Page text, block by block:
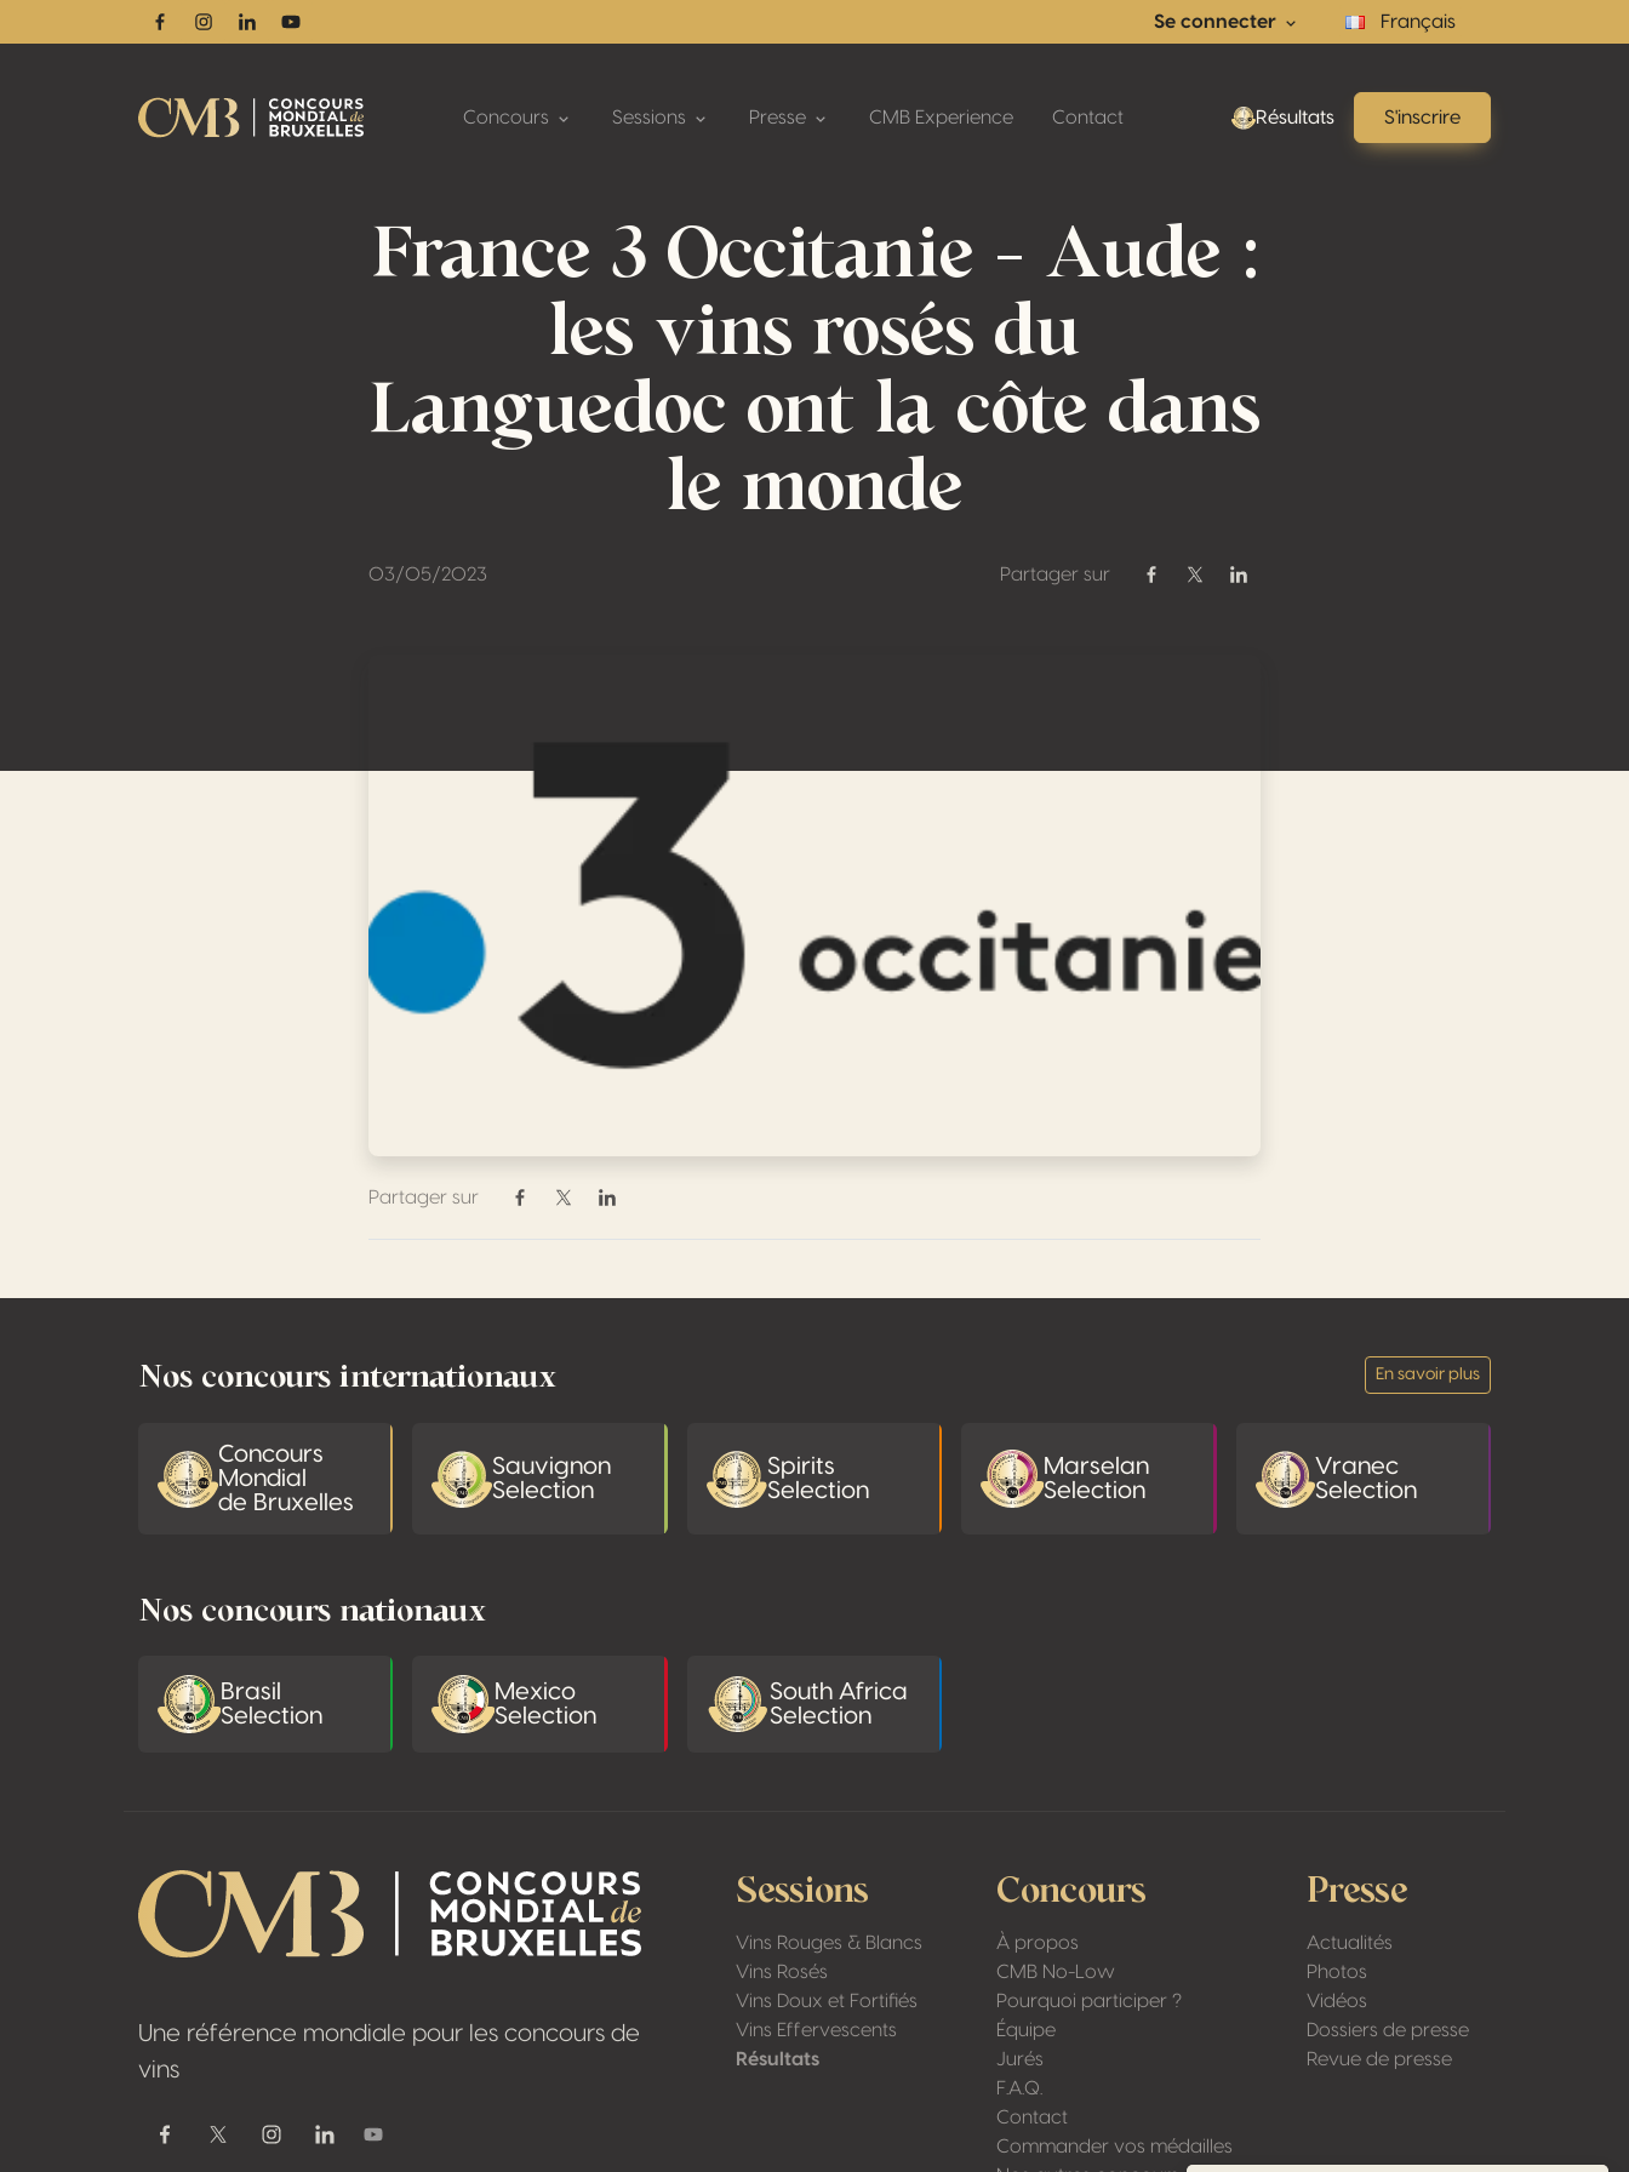
FacebookInstagram
LinkedinYoutube
Se connecter Français
Concours Sessions Presse CMB Experience Contact Résultats S'inscrire
France 3 Occitanie – Aude :
les vins rosés du
Languedoc ont la côte dans
le monde
03/05/2023 Partager sur
Partager sur Facebook
Partager sur Twitter / X
Partager sur Linkedin
Partager sur
Partager sur Facebook
Partager sur Twitter / X
Partager sur Linkedin
Nos concours internationaux En savoir plus
Concours
Mondial
de Bruxelles
Sauvignon
Selection
Spirits
Selection
Marselan
Selection
Vranec
Selection
Nos concours nationaux
Brasil
Selection
Mexico
Selection
South Africa
Selection
Une référence mondiale pour les concours de
vins
FacebookTwitter / XInstagramLinkedinYoutube
Sessions
Vins Rouges & Blancs
Vins Rosés
Vins Doux et Fortifiés
Vins Effervescents
Résultats
Concours
À propos
CMB No-Low
Pourquoi participer ?
Équipe
Jurés
F.A.Q.
Contact
Commander vos médailles
Presse
Actualités
Photos
Vidéos
Dossiers de presse
Revue de presse